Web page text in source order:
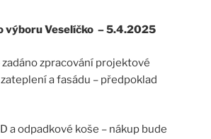
výboru Veselíčko – 5.4.2025
zadáno zpracování projektové
a fasádu – předpoklad
a odpadkové koše – nákup bude